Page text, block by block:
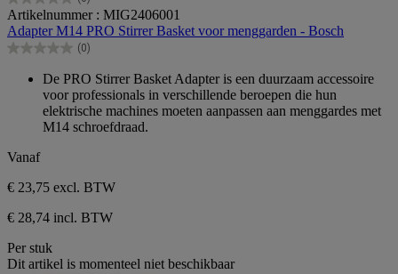
0.0
van
de
5
Artikelnummer : MIG2406001
Adapter M14 PRO Stirrer Basket voor menggarden - Bosch
(0)
0.0
sterren.
De PRO Stirrer Basket Adapter is een duurzaam accessoire
voor professionals in verschillende beroepen die hun
elektrische machines moeten aanpassen aan menggardes met
M14 schroefdraad.
Vanaf
€ 23,75 excl. BTW
€ 28,74 incl. BTW
Per stuk
Dit artikel is momenteel niet beschikbaar